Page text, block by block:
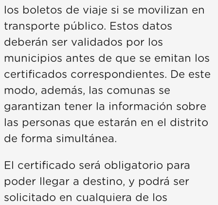
los boletos de viaje si se movilizan en
transporte público. Estos datos
deberán ser validados por los
municipios antes de que se emitan los
certificados correspondientes. De este
modo, además, las comunas se
garantizan tener la información sobre
las personas que estarán en el distrito
de forma simultánea.
El certificado será obligatorio para
poder llegar a destino, y podrá ser
solicitado en cualquiera de los